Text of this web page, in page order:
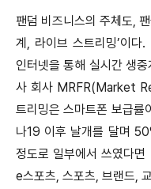
팬덤 비즈니스의 주체도,
계, 라이브 스트리밍’이
인터넷을 통해 실시간 생
사 회사 MRFR(Market
트리밍은 스마트폰 보급률
나19 이후 날개를 달며
정도로 일부에서 쓰였다면
e스포츠, 스포츠, 브랜드,